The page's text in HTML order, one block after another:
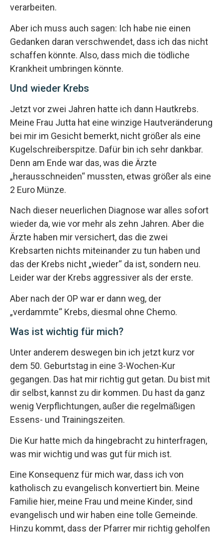
verarbeiten.
Aber ich muss auch sagen: Ich habe nie einen
Gedanken daran verschwendet, dass ich das nicht
schaffen könnte. Also, dass mich die tödliche
Krankheit umbringen könnte.
Und wieder Krebs
Jetzt vor zwei Jahren hatte ich dann Hautkrebs.
Meine Frau Jutta hat eine winzige Hautveränderung
bei mir im Gesicht bemerkt, nicht größer als eine
Kugelschreiberspitze. Dafür bin ich sehr dankbar.
Denn am Ende war das, was die Ärzte
„herausschneiden“ mussten, etwas größer als eine
2 Euro Münze.
Nach dieser neuerlichen Diagnose war alles sofort
wieder da, wie vor mehr als zehn Jahren. Aber die
Ärzte haben mir versichert, das die zwei
Krebsarten nichts miteinander zu tun haben und
das der Krebs nicht „wieder“ da ist, sondern neu.
Leider war der Krebs aggressiver als der erste.
Aber nach der OP war er dann weg, der
„verdammte“ Krebs, diesmal ohne Chemo.
Was ist wichtig für mich?
Unter anderem deswegen bin ich jetzt kurz vor
dem 50. Geburtstag in eine 3-Wochen-Kur
gegangen. Das hat mir richtig gut getan. Du bist mit
dir selbst, kannst zu dir kommen. Du hast da ganz
wenig Verpflichtungen, außer die regelmäßigen
Essens- und Trainingszeiten.
Die Kur hatte mich da hingebracht zu hinterfragen,
was mir wichtig und was gut für mich ist.
Eine Konsequenz für mich war, dass ich von
katholisch zu evangelisch konvertiert bin. Meine
Familie hier, meine Frau und meine Kinder, sind
evangelisch und wir haben eine tolle Gemeinde.
Hinzu kommt, dass der Pfarrer mir richtig geholfen